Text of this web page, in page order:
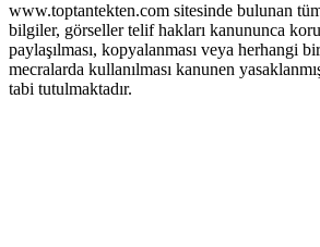
www.toptantekten.com sitesinde bulunan
bilgiler, görseller telif hakları kanununca
paylaşılması, kopyalanması veya herhangi
mecralarda kullanılması kanunen
tabi tutulmaktadır.